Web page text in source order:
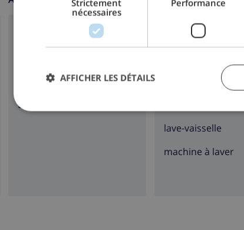
cuisinière à 4 feux
lave-vaisselle
machine à laver
Strictement
nécessaires
Performance
AFFICHER LES DÉTAILS